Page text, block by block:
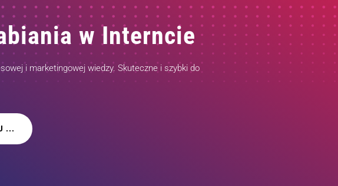
w Interncie
i marketingowej wiedzy. Skuteczne i szybki do
...